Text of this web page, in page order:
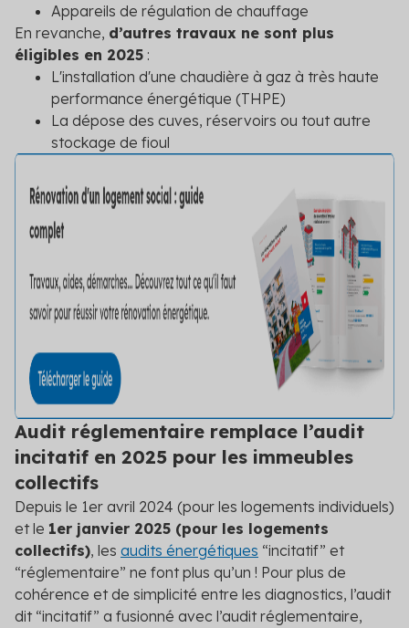
Appareils de régulation de chauffage
En revanche, d’autres travaux ne sont plus
éligibles en 2025 :
L'installation d'une chaudière à gaz à très haute
performance énergétique (THPE)
La dépose des cuves, réservoirs ou tout autre
stockage de fioul
Audit réglementaire remplace l’audit
incitatif en 2025 pour les immeubles
collectifs
Depuis le 1er avril 2024 (pour les logements individuels)
et le 1er janvier 2025 (pour les logements
collectifs), les audits énergétiques “incitatif” et
“réglementaire” ne font plus qu’un ! Pour plus de
cohérence et de simplicité entre les diagnostics, l’audit
dit “incitatif” a fusionné avec l’audit réglementaire,